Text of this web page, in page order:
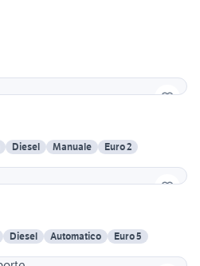
Diesel Manuale
Euro 2
Diesel Automatico
Euro 5